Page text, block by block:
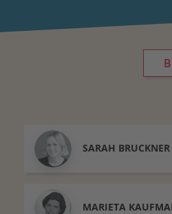
SARAH BRUCKNER
MARIETA